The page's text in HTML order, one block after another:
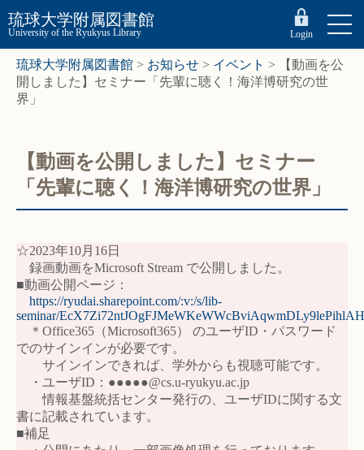
琉球大学附属図書館
University of the Ryukyus Library Login
琉球大学附属図書館 > お知らせ > イベント >
【動画を公
開しました】セミナー「先輩に聴く！海洋博研究の世
界」
【動画を公開しました】セミナー
「先輩に聴く！海洋博研究の世界」
☆2023年10月16日
録画動画をMicrosoft Stream で公開しました。
■動画公開ページ：
https://ryudai.sharepoint.com/:v:/s/lib-
seminar/
＊Office365（Microsoft365） のユーザID・パスワード
でのサインインが必要です。
サインインできれば、学外からも視聴可能です。
・ユーザID：●●●●●@cs.u-ryukyu.ac.jp
情報基盤統括センター発行の、ユーザIDに関する文
書に記載されています。
■補足